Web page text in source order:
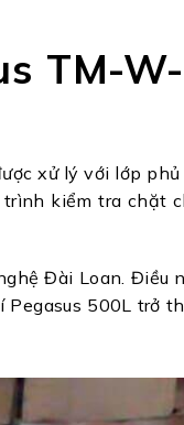
TM-
xử lý với lớp
kiểm tra chặt
Đài Loan. Điều
500L trở